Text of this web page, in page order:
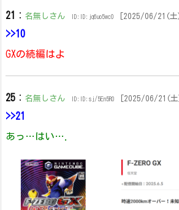
21 ： 名無しさん ID:ID:jq6uo5wc0 [2025/06/21(
>>10
GXの続編はよ
25 ： 名無しさん ID:ID:sj/5En5R0 [2025/06/21(
>>21
あっ…はい….